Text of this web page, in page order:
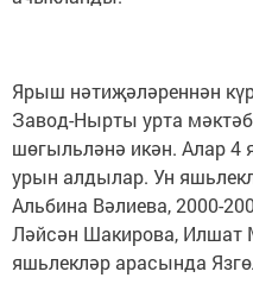
Ярыш нәтиҗәләреннән
Завод-Нырты урта
шөгыльләнә икән. Алар 4
урын алдылар. Ун
Альбина Вәлиева, 2000-
Ләйсән Шакирова, Илшат
яшьлекләр арасында